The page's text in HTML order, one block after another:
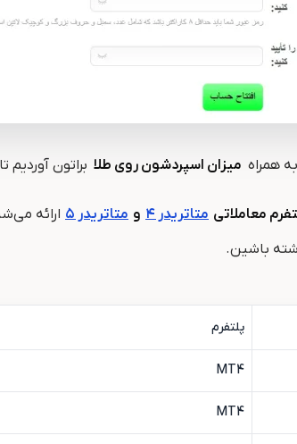
همراه میزان اسپردشون روی طلا براتون
معاملاتی متاتریدر ۴ و متاتریدر ۵ ارائه
باشین.
پلتفرم
MT4
MT4